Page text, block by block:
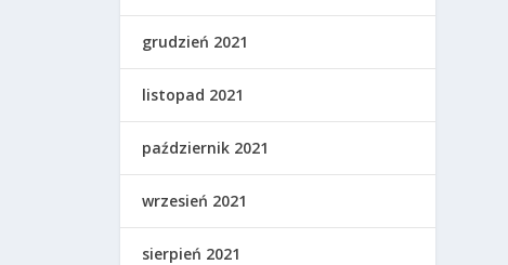
grudzień 2021
listopad 2021
październik 2021
wrzesień 2021
sierpień 2021